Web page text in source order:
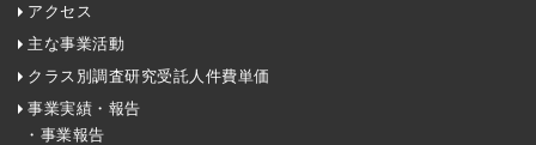
アクセス
主な事業活動
クラス別調査研究受託人件費単価
事業実績・報告
・事業報告